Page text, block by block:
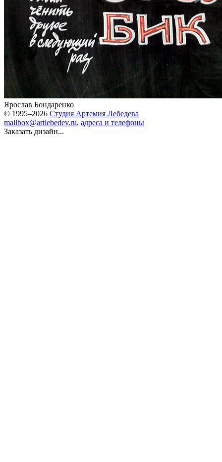
Ярослав Бондаренко
© 1995–2026 Студия Артемия Лебедева
mailbox@artlebedev.ru, адреса и телефоны
Заказать дизайн...